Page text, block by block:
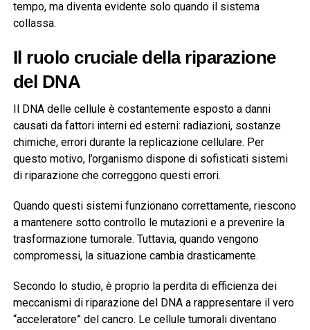
tempo, ma diventa evidente solo quando il sistema
collassa.
Il ruolo cruciale della riparazione
del DNA
Il DNA delle cellule è costantemente esposto a danni
causati da fattori interni ed esterni: radiazioni, sostanze
chimiche, errori durante la replicazione cellulare. Per
questo motivo, l’organismo dispone di sofisticati sistemi
di riparazione che correggono questi errori.
Quando questi sistemi funzionano correttamente, riescono
a mantenere sotto controllo le mutazioni e a prevenire la
trasformazione tumorale. Tuttavia, quando vengono
compromessi, la situazione cambia drasticamente.
Secondo lo studio, è proprio la perdita di efficienza dei
meccanismi di riparazione del DNA a rappresentare il vero
“acceleratore” del cancro. Le cellule tumorali diventano